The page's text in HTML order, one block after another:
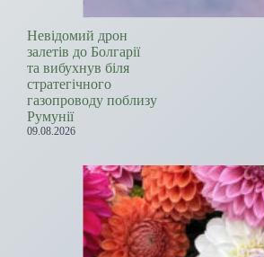
Невідомий дрон
залетів до Болгарії
та вибухнув біля
стратегічного
газопроводу поблизу
Румунії
09.08.2026